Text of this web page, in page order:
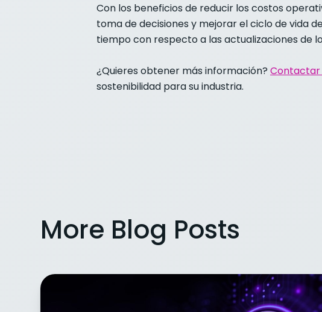
Con los beneficios de reducir los costos
toma de decisiones y mejorar el ciclo de vida
tiempo con respecto a las actualizaciones de
¿Quieres obtener más información? Contactar
sostenibilidad para su industria.
More Blog Posts